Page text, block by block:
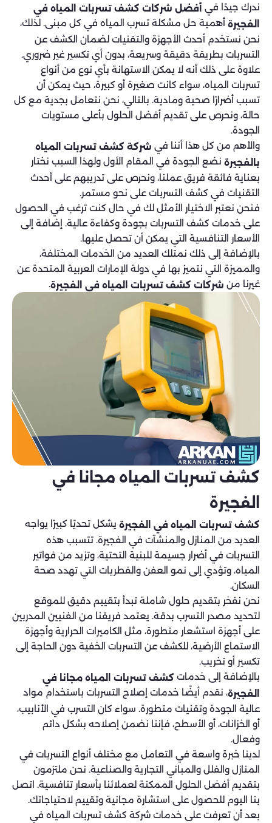
ندرك جيدًا في أفضل شركات كشف تسربات المياه في
الفجيرة أهمية حل مشكلة تسرب المياه في كل مبنى. لذلك،
نحن نستخدم أحدث الأجهزة والتقنيات لضمان الكشف عن
التسربات بطريقة دقيقة وسريعة، بدون أي تكسير غير ضروري.
علاوة على ذلك أنه لا يمكن الاستهانة بأي نوع من أنواع
تسربات المياه، سواء كانت صغيرة أو كبيرة، حيث يمكن أن
تسبب أضرارًا صحية ومادية. بالتالي، نحن نتعامل بجدية مع كل
حالة، ونحرص على تقديم أفضل الحلول بأعلى مستويات
الجودة.
والأهم من كل هذا أننا في شركة كشف تسربات المياه
بالفجيرة نضع الجودة في المقام الأول ولهذا السبب نختار
بعناية فائقة فريق عملنا، ونحرص على تدريبهم على أحدث
التقنيات في كشف التسربات على نحو مستمر.
فنحن نعتبر الاختيار الأمثل لك في حال كنت ترغب في الحصول
على خدمات كشف التسربات بجودة وكفاءة عالية. إضافة إلى
الأسعار التنافسية التي يمكن أن تحصل عليها.
بالإضافة إلى ذلك نمتلك العديد من الخدمات المختلفة،
والمميزة التي نتميز بها في دولة الإمارات العربية المتحدة عن
غيرنا من شركات كشف تسربات المياه في الفجيرة.
كشف تسربات المياه مجانا في
الفجيرة
كشف تسربات المياه في الفجيرة يشكل تحديًا كبيرًا يواجه
العديد من المنازل والمنشآت في الفجيرة. تتسبب هذه
التسربات في أضرار جسيمة للبنية التحتية، وتزيد من فواتير
المياه، وتؤدي إلى نمو العفن والفطريات التي تهدد صحة
السكان.
نحن نفخر بتقديم حلول شاملة تبدأ بتقييم دقيق للموقع
لتحديد مصدر التسرب بدقة. يعتمد فريقنا من الفنيين المدربين
على أجهزة استشعار متطورة، مثل الكاميرات الحرارية وأجهزة
الاستماع الأرضية، للكشف عن التسربات الخفية دون الحاجة إلى
تكسير أو تخريب.
بالإضافة إلى خدمات كشف تسربات المياه مجانا في
الفجيرة، نقدم أيضًا خدمات إصلاح التسربات باستخدام مواد
عالية الجودة وتقنيات متطورة. سواء كان التسرب في الأنابيب،
أو الخزانات، أو الأسطح، فإننا نضمن إصلاحه بشكل دائم
وفعال.
لدينا خبرة واسعة في التعامل مع مختلف أنواع التسربات في
المنازل والفلل والمباني التجارية والصناعية. نحن ملتزمون
بتقديم أفضل الحلول الممكنة لعملائنا بأسعار تنافسية. اتصل
بنا اليوم للحصول على استشارة مجانية وتقييم لاحتياجاتك.
بعد أن تعرفت على خدمات شركة كشف تسربات المياه في